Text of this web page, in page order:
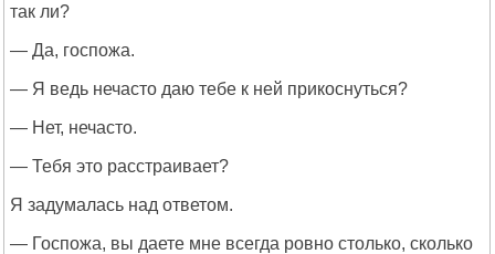
так ли?
— Да, госпожа.
— Я ведь нечасто даю тебе к ней прикоснуться?
— Нет, нечасто.
— Тебя это расстраивает?
Я задумалась над ответом.
— Госпожа, вы даете мне всегда ровно столько, сколько